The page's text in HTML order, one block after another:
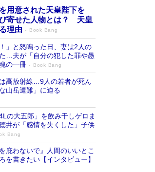
用意された天皇陛下を
び寄せた人物とは？ 天皇
理由
Book Bang
」と怒鳴った日、妻は2人の
…夫が「自分の犯した罪や愚
の一冊
Book Bang
高放射線…9人の若者が死ん
山岳遭難」に迫る
の大五郎」を飲み干しゲロま
井が「感情を失くした」子供
Bang
庇わないで』人間のいいとこ
を書きたい【インタビュー】